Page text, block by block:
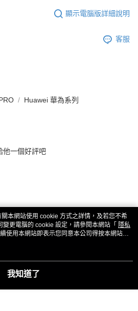
顯示電腦版詳細說明
客服
Huawei 華為系列
他一個好評吧
本網站使用 cookie 方式之詳情，及若您不希
更電腦的 cookie 設定，請參閱本網站「 隱私
使用本網站即表示您同意本公司得按本網站使
。
我知道了